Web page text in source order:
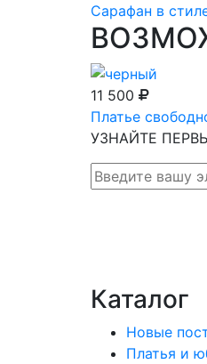
Сарафан в
11 500
Платье
УЗНАЙТЕ
Каталог
Новые
Платья и